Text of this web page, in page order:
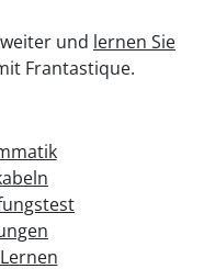
und lernen Sie
Frantastique.